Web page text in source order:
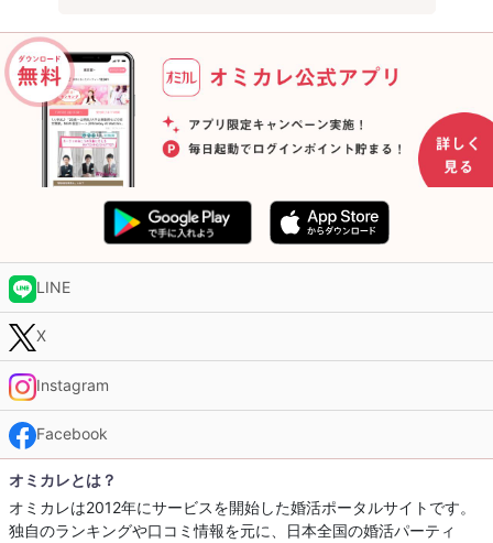
LINE
X
Instagram
Facebook
オミカレとは？
オミカレは2012年にサービスを開始した婚活ポータルサイトです。
独自のランキングや口コミ情報を元に、日本全国の婚活パーティ